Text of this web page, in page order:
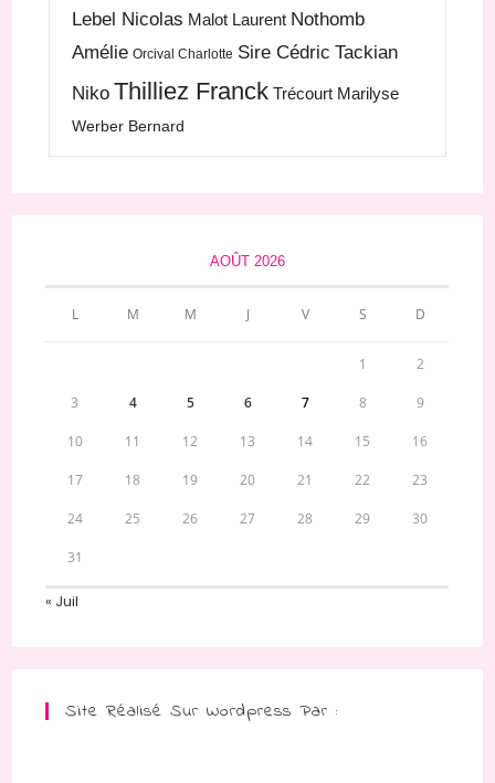
Lebel Nicolas Malot Laurent Nothomb
Amélie Orcival Charlotte Sire Cédric Tackian
Niko Thilliez Franck Trécourt Marilyse
Werber Bernard
AOÛT 2026
L M M J V S D
1 2
3 4 5 6 7 8 9
10 11 12 13 14 15 16
17 18 19 20 21 22 23
24 25 26 27 28 29 30
31
« Juil
Site Réalisé Sur Wordpress Par :